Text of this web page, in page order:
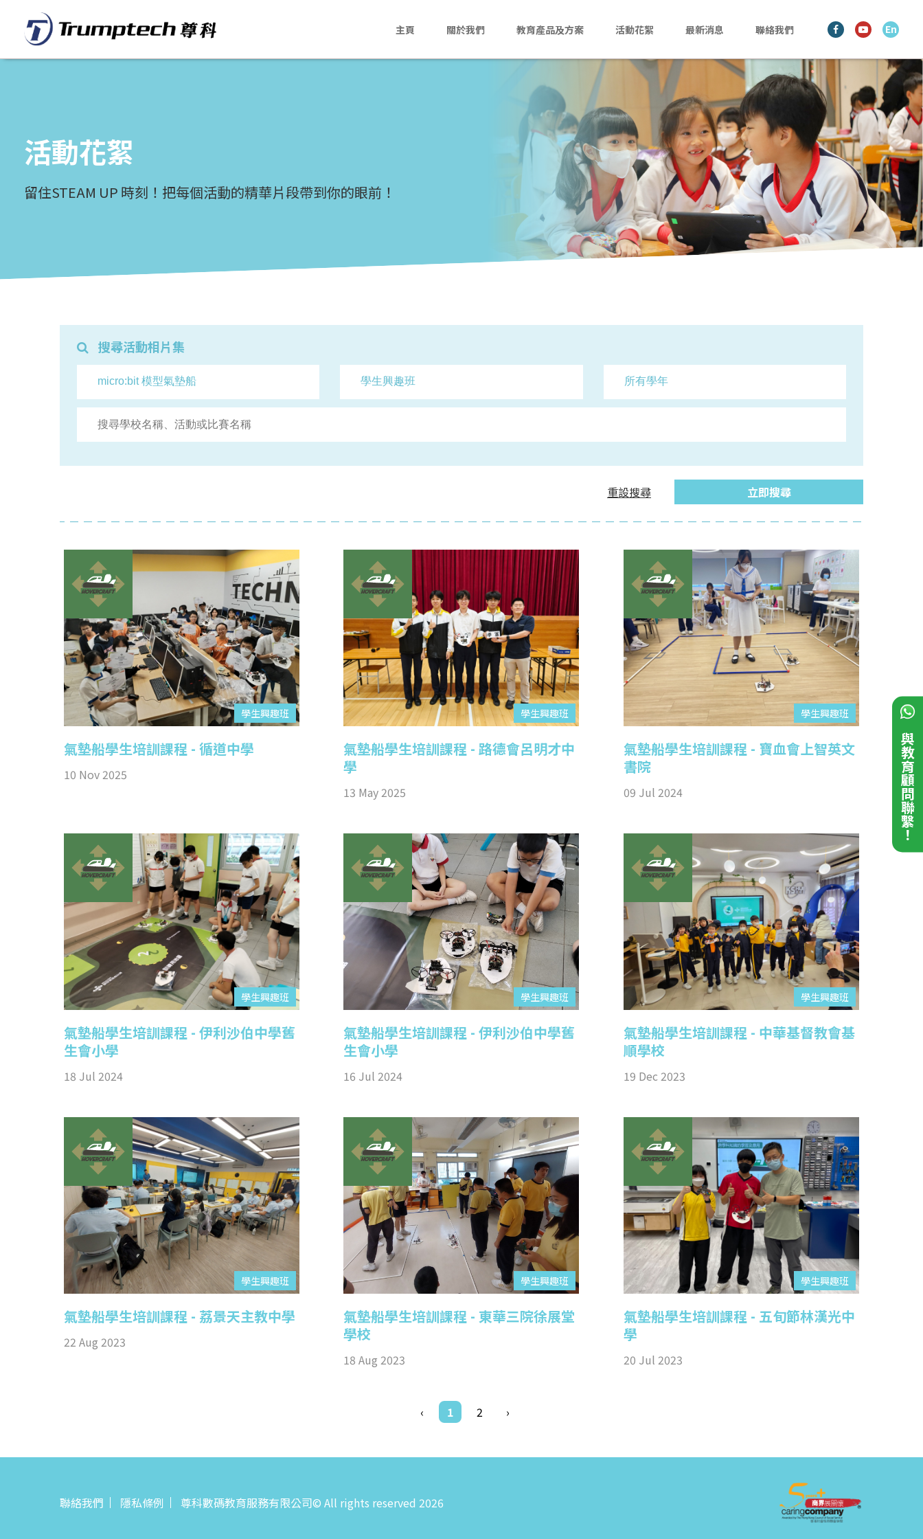
主頁 關於我們 教育產品及方案 活動花絮 最新消息 聯絡我們 En
活動花絮
留住STEAM UP 時刻！把每個活動的精華片段帶到你的眼前！
搜尋活動相片集
重設搜尋 立即搜尋
學生興趣班
氣墊船學生培訓課程 - 循道中學
10 Nov 2025
學生興趣班
氣墊船學生培訓課程 - 路德會呂明才中
學
13 May 2025
學生興趣班
氣墊船學生培訓課程 - 寶血會上智英文
書院
09 Jul 2024
學生興趣班
氣墊船學生培訓課程 - 伊利沙伯中學舊
生會小學
18 Jul 2024
學生興趣班
氣墊船學生培訓課程 - 伊利沙伯中學舊
生會小學
16 Jul 2024
學生興趣班
氣墊船學生培訓課程 - 中華基督教會基
順學校
19 Dec 2023
學生興趣班
氣墊船學生培訓課程 - 荔景天主教中學
22 Aug 2023
學生興趣班
氣墊船學生培訓課程 - 東華三院徐展堂
學校
18 Aug 2023
學生興趣班
氣墊船學生培訓課程 - 五旬節林漢光中
學
20 Jul 2023
‹ 1 2 ›
聯絡我們 隱私條例 尊科數碼教育服務有限公司© All rights reserved 2026
En
與教育顧問聯繫！